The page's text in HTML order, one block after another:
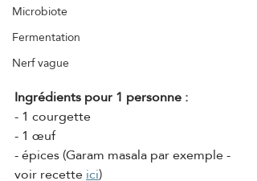
Microbiote
Fermentation
Nerf vague
Ingrédients pour 1 personne :
- 1 courgette
- 1 œuf
- épices (Garam masala par exemple -
voir recette ici)